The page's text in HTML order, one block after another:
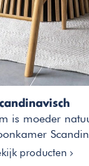
is moeder
producten